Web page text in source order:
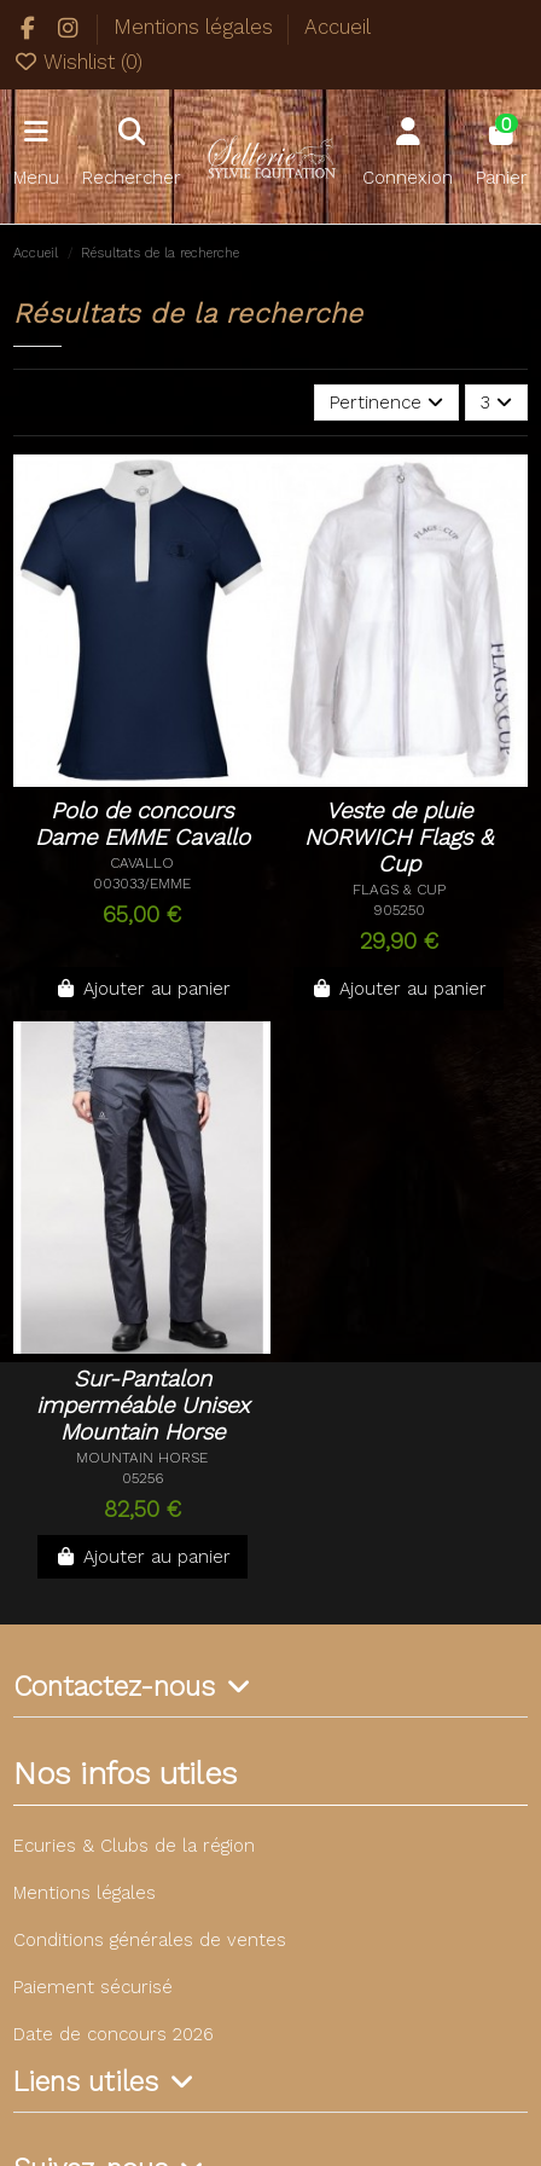
Mentions légales
Accueil
Wishlist (0)
Menu Rechercher Connexion
0
Panier
Accueil Résultats de la recherche
Résultats de la recherche
Pertinence 3
Polo de concours
Dame EMME Cavallo
CAVALLO
003033/EMME
65,00 €
Ajouter au panier
Veste de pluie
NORWICH Flags &
Cup
FLAGS & CUP
905250
29,90 €
Ajouter au panier
Sur-Pantalon
imperméable Unisex
Mountain Horse
MOUNTAIN HORSE
05256
82,50 €
Ajouter au panier
Contactez-nous
Nos infos utiles
Ecuries & Clubs de la région
Mentions légales
Conditions générales de ventes
Paiement sécurisé
Date de concours 2026
Liens utiles